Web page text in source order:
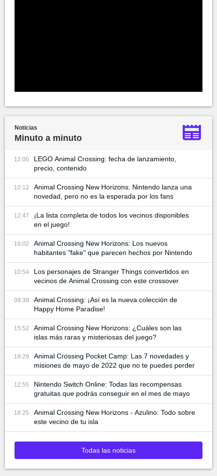
Noticias
Minuto a minuto
12:00
LEGO Animal Crossing: fecha de lanzamiento,
precio, contenido
10:12
Animal Crossing New Horizons: Nintendo lanza una
novedad, pero no es la esperada por los fans
12:47
¡La lista completa de todos los vecinos disponibles
en el juego!
16:02
Animal Crossing New Horizons: Los nuevos
habitantes "fake" que parecen hechos por Nintendo
10:54
Los personajes de Stranger Things convertidos en
vecinos de Animal Crossing con este crossover
09:38
Animal Crossing: ¡Así es la nueva colección de
Happy Home Paradise!
15:52
Animal Crossing New Horizons: ¿Cuáles son las
islas más raras y misteriosas del juego?
19:29
Animal Crossing Pocket Camp: Las 7 novedades y
misiones de mayo de 2022 que no te puedes perder
12:55
Nintendo Switch Online: Todas las recompensas
gratuitas que podrás conseguir en el mes de mayo
16:25
Animal Crossing New Horizons - Azulino: Todo sobre
este vecino de tu isla
Todas las noticias